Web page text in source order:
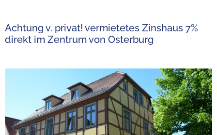
Achtung v. privat! vermietetes Zinshaus 7%
direkt im Zentrum von Osterburg